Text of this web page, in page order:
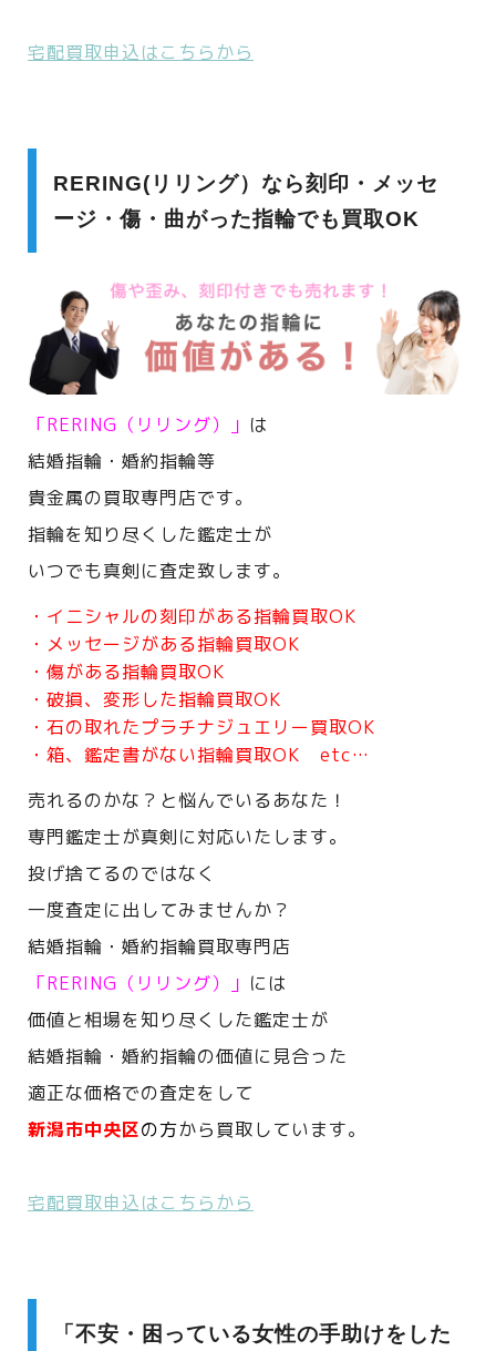
宅配買取申込はこちらから
RERING(リリング）なら刻印・メッセ
ージ・傷・曲がった指輪でも買取OK
「RERING（リリング）」 は
結婚指輪・婚約指輪等
貴金属の買取専門店です。
指輪を知り尽くした鑑定士が
いつでも真剣に査定致します。
・イニシャルの刻印がある指輪買取OK
・メッセージがある指輪買取OK
・傷がある指輪買取OK
・破損、変形した指輪買取OK
・石の取れたプラチナジュエリー買取OK
・箱、鑑定書がない指輪買取OK etc…
売れるのかな？と悩んでいるあなた！
専門鑑定士が真剣に対応いたします。
投げ捨てるのではなく
一度査定に出してみませんか？
結婚指輪・婚約指輪買取専門店
「RERING（リリング）」 には
価値と相場を知り尽くした鑑定士が
結婚指輪・婚約指輪の価値に見合った
適正な価格での査定をして
新潟市中央区の方から買取しています。
宅配買取申込はこちらから
「不安・困っている女性の手助けをした